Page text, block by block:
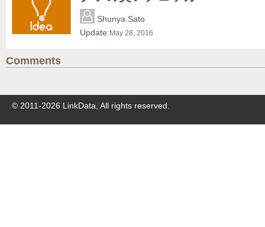
Shunya Sato
Update: May 28, 2016
Comments
© 2011-2026 LinkData, All rights reserved.